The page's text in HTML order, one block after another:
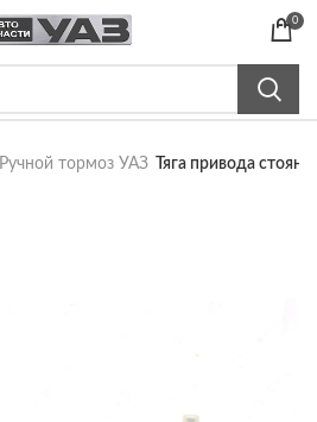
0
Ручной тормоз УАЗ Тяга привода